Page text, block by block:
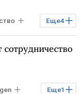
Еще4
Еще1